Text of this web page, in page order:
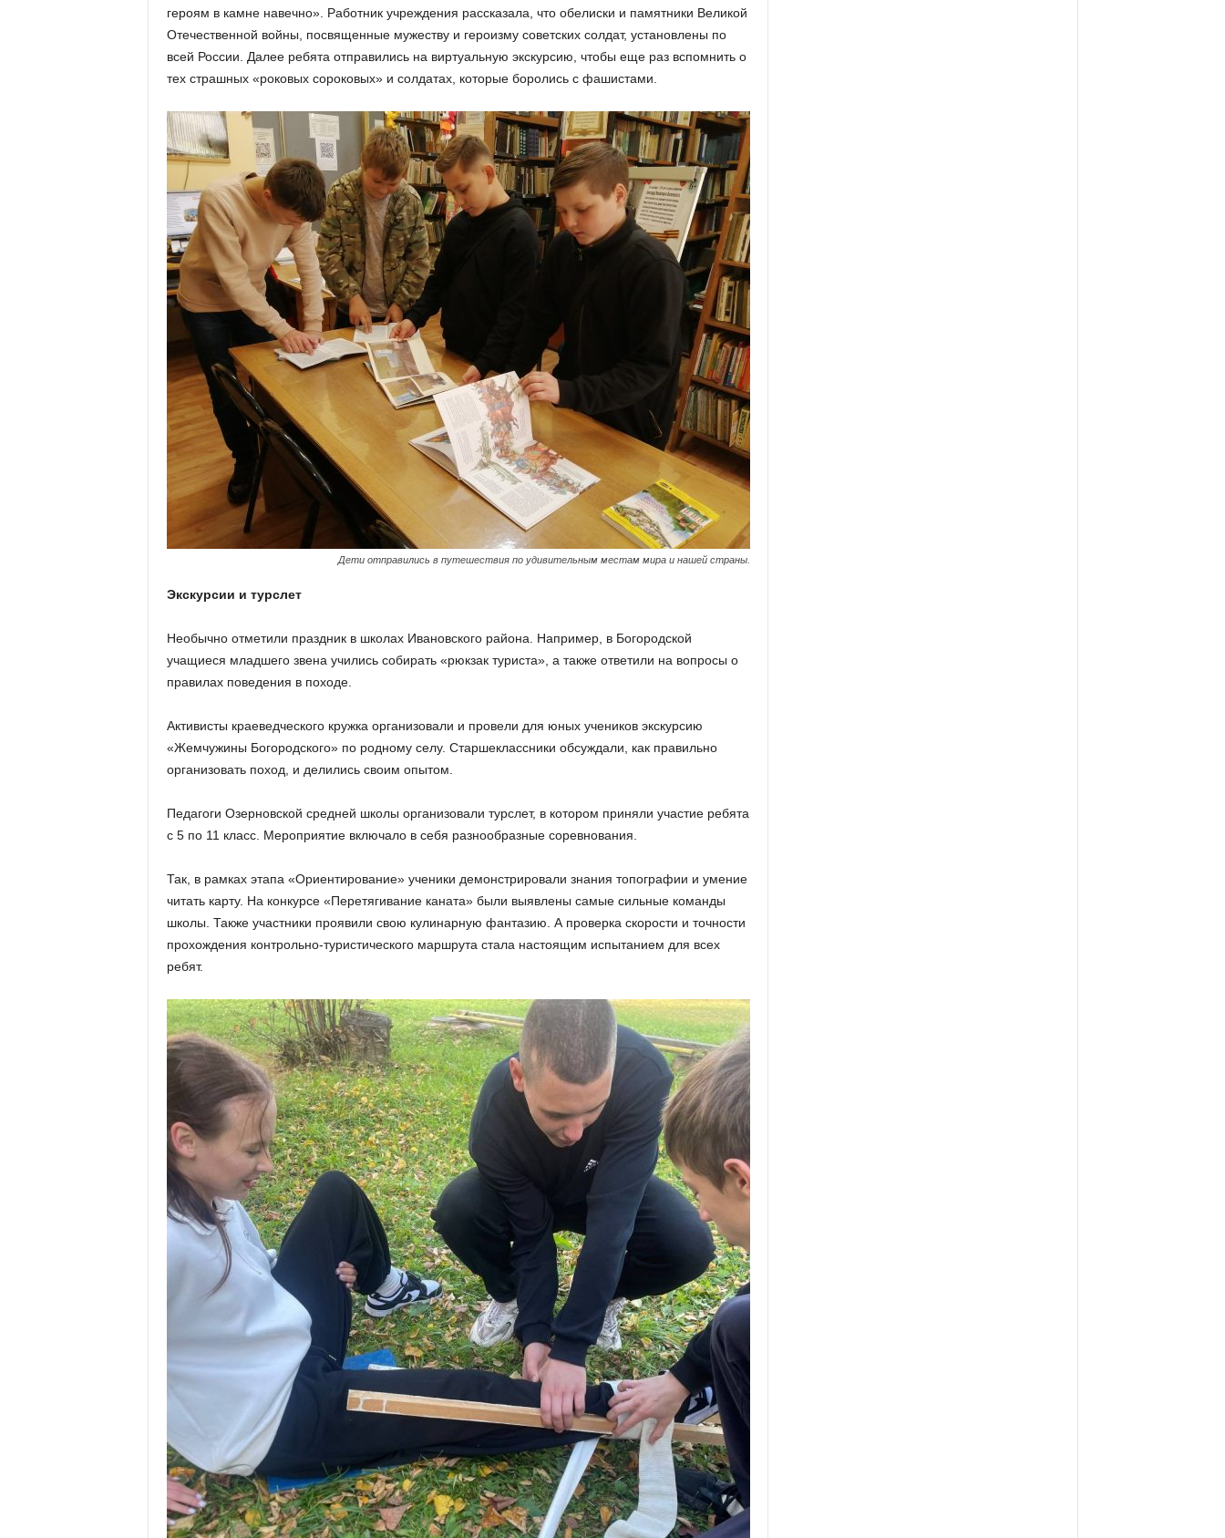
героям в камне навечно». Работник учреждения рассказала, что обелиски и памятники Великой
Отечественной войны, посвященные мужеству и героизму советских солдат, установлены по
всей России. Далее ребята отправились на виртуальную экскурсию, чтобы еще раз вспомнить о
тех страшных «роковых сороковых» и солдатах, которые боролись с фашистами.
Дети отправились в путешествия по удивительным местам мира и нашей страны.
Экскурсии и турслет
Необычно отметили праздник в школах Ивановского района. Например, в Богородской
учащиеся младшего звена учились собирать «рюкзак туриста», а также ответили на вопросы о
правилах поведения в походе.
Активисты краеведческого кружка организовали и провели для юных учеников экскурсию
«Жемчужины Богородского» по родному селу. Старшеклассники обсуждали, как правильно
организовать поход, и делились своим опытом.
Педагоги Озерновской средней школы организовали турслет, в котором приняли участие ребята
с 5 по 11 класс. Мероприятие включало в себя разнообразные соревнования.
Так, в рамках этапа «Ориентирование» ученики демонстрировали знания топографии и умение
читать карту. На конкурсе «Перетягивание каната» были выявлены самые сильные команды
школы. Также участники проявили свою кулинарную фантазию. А проверка скорости и точности
прохождения контрольно-туристического маршрута стала настоящим испытанием для всех
ребят.